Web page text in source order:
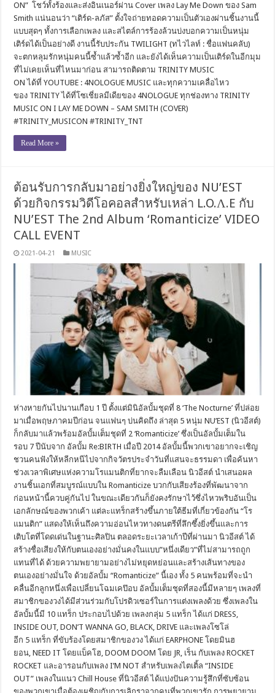
ON” โชว์ทั้งร้องและส่งอินเนอร์ผ่าน Cover เพลง Lay Me Down ของ Sam
Smith แน่นอนว่า “เติร์ด-ลภัส” ตั้งใจถ่ายทอดความเป็นตัวเองผ่านชิ้นงานนี้
แบบสุดๆ ทั้งการเลือกเพลง และสไตล์การร้องล้วนบ่งบอกความเป็นหนุ่ม
เติร์ดได้เป็นอย่างดี งานนี้รับประกัน TWILIGHT (ทไวไลท์ : ชื่อแฟนคลับ)
จะตกหลุมรักหนุ่มคนนี้ซ้ำแล้วซ้ำอีก และยังได้เห็นความเป็นเติร์ดในอีกมุม
ที่ไม่เคยเห็นที่ไหนมาก่อน สามารถติดตาม TRINITY MUSIC
ON ได้ที่ YOUTUBE : 4NOLOGUE MUSIC และทุกความเคลื่อไหว
ของ TRINITY ได้ที่โซเชี่ยลมีเดียของ 4NOLOGUE ทุกช่องทาง TRINITY
MUSIC ON I LAY ME DOWN – SAM SMITH (COVER)
#TRINITY_MUSICON #TRINITY_TNT
Read More »
ต้อนรับการกลับมาอย่างยิ่งใหญ่ของ NU’EST
ด้วยกิจกรรมวิดีโอคอลสำหรับเหล่า L.O.Λ.E กับ
NU’EST The 2nd Album ‘Romanticize’ VIDEO
CALL EVENT
2021-04-21 MUSIC
ห่างหายกันไปนานเกือบ 1 ปี ตั้งแต่มินิอัลบั้มชุดที่ 8 ‘The Nocturne’ ที่ปล่อย
มาเมื่อพฤษภาคมปีก่อน จนแฟนๆ บ่นคิดถึง ล่าสุด 5 หนุ่ม NU’EST (นิวอีสต์)
ก็กลับมาแล้วพร้อมอัลบั้มเต็มชุดที่ 2 ‘Romanticize’ ซึ่งเป็นอัลบั้มเต็มใน
รอบ 7 ปีนับจาก อัลบั้ม Re:BIRTH เมื่อปี 2014 อัลบั้มนี้พวกเขาอยากจะเชิญ
ชวนคนฟังให้หลีกหนีไปจากกิจวัตรประจำวันที่แสนจะธรรมดา เพื่อค้นหา
ช่วงเวลาพิเศษแห่งความโรแมนติกที่ยากจะลืมเลือน นิวอีสต์ นำเสนอผล
งานชิ้นเอกที่สมบูรณ์แบบใน Romanticize บวกกับเสียงร้องที่พัฒนาจาก
ก่อนหน้านี้ควบคู่กันไป ในขณะเดียวกันก็ยังคงรักษาไว้ซึ่งไหวพริบอันเป็น
เอกลักษณ์ของพวกเค้า แต่ละแทร็กสร้างขึ้นภายใต้ธีมที่เกี่ยวข้องกัน “โร
แมนติก” แสดงให้เห็นถึงความอ่อนไหวทางดนตรีที่ลึกซึ้งยิ่งขึ้นและการ
เติบโตที่โดดเด่นในฐานะศิลปิน ตลอดระยะเวลาเก้าปีที่ผ่านมา นิวอีสต์ ได้
สร้างชื่อเสียงให้กับตนเองอย่างมั่นคงในแบบ”หนึ่งเดียว”ที่ไม่สามารถถูก
แทนที่ได้ ด้วยความพยายามอย่างไม่หยุดหย่อนและสร้างเส้นทางของ
ตนเองอย่างมั่นใจ ด้วยอัลบั้ม “Romanticize” นี้เอง ทั้ง 5 คนพร้อมที่จะนำ
คลื่นอีกลูกหนึ่งเพื่อเปลี่ยนโฉมเคป๊อบ อัลบั้มเต็มชุดที่สองนี้มีหลายๆ เพลงที่
สมาชิกของวงได้มีส่วนร่วมกับโปรดิวเซอร์ในการแต่งเพลงด้วย ซึ่งเพลงใน
อัลบั้มนี้มี 10 แทร็ก ประกอบไปด้วย เพลงกลุ่ม 5 แทร็ก ได้แก่ DRESS,
INSIDE OUT, DON’T WANNA GO, BLACK, DRIVE และเพลงโซโล่
อีก 5 แทร็ก ที่ขับร้องโดยสมาชิกของวง ได้แก่ EARPHONE โดยมินฮ
ยอน, NEED IT โดยแบ็คโฮ, DOOM DOOM โดย JR, เร็น กับเพลง ROCKET
ROCKET และอารอนกับเพลง I’M NOT สำหรับเพลงไตเติ้ล “INSIDE
OUT” เพลงในแนว Chill House ที่นิวอีสต์ ได้แบ่งปันความรู้สึกที่ซับซ้อน